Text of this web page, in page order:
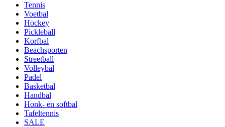
Tennis
Voetbal
Hockey
Pickleball
Korfbal
Beachsporten
Streetball
Volleybal
Padel
Basketbal
Handbal
Honk- en softbal
Tafeltennis
SALE